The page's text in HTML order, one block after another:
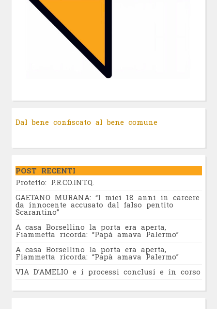
Dal bene confiscato al bene comune
POST RECENTI
Protetto: P.R.CO.INT.Q.
GAETANO MURANA: “I miei 18 anni in carcere
da innocente accusato dal falso pentito
Scarantino”
A casa Borsellino la porta era aperta,
Fiammetta ricorda: “Papà amava Palermo”
A casa Borsellino la porta era aperta,
Fiammetta ricorda: “Papà amava Palermo”
VIA D’AMELIO e i processi conclusi e in corso